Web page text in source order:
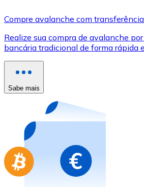
Cartão de crédito / débito
Use cartões Visa e Mastercard
Comprar com cartão
Loja - Cartões-presente
Novo
Compre cartões-presente das
Ir para a loja de cartões-presente
Compre avalanche com
Realize sua compra de avalanche
bancária tradicional de forma rápida
Sabe mais